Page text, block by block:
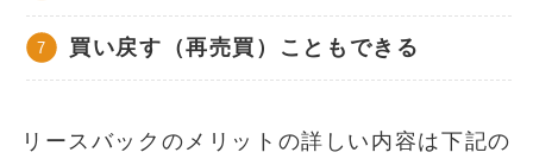
買い戻す（再売買）こともできる
リースバックのメリットの詳しい内容は下記の